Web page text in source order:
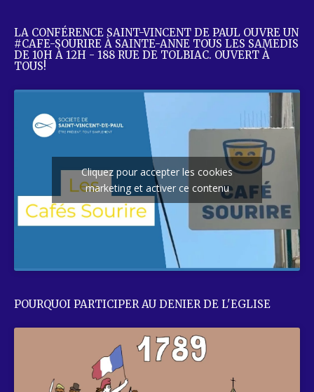
LA CONFÉRENCE SAINT-VINCENT DE PAUL OUVRE UN
#CAFE-SOURIRE À SAINTE-ANNE TOUS LES SAMEDIS
DE 10H À 12H - 188 RUE DE TOLBIAC. OUVERT À
TOUS!
Cliquez pour accepter les cookies
marketing et activer ce contenu
POURQUOI PARTICIPER AU DENIER DE L'EGLISE